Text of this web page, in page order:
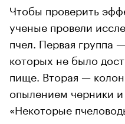
Чтобы проверить
ученые провели
пчел. Первая группа
которых не было
пище. Вторая —
опылением черники и
«Некоторые